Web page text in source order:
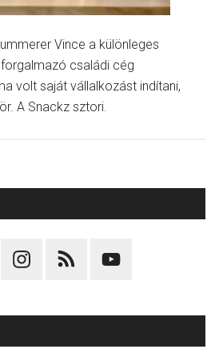
Vince a különleges
családi cég
volt saját vállalkozást indítani,
A Snackz sztori.